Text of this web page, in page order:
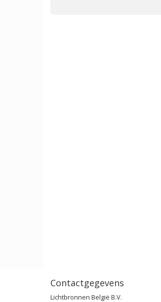
Contactgegevens
Lichtbronnen België B.V.